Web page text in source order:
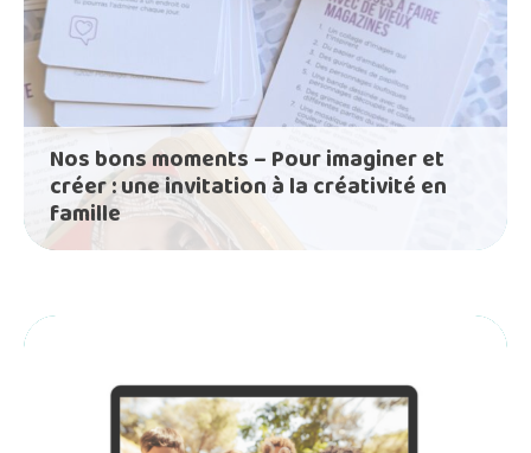
Nos bons moments – Pour imaginer et
créer : une invitation à la créativité en
famille